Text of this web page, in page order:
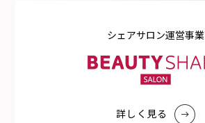
シェアサロン運営事業
詳しく⾒る